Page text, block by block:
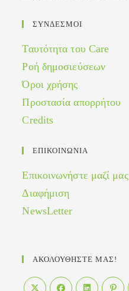
ΣΥΝΔΕΣΜΟΙ
Ταυτότητα του Care
Ροή δημοσιεύσεων
Όροι χρήσης
Προστασία απορρήτου
Credits
ΕΠΙΚΟΙΝΩΝΙΑ
Επικοινωνήστε μαζί μας
Διαφήμιση
NewsLetter
ΑΚΟΛΟΥΘΗΣΤΕ ΜΑΣ!